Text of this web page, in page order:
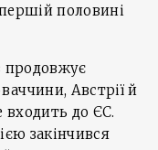
половині
продовжує
Австрії й
входить до ЄС.
закінчився